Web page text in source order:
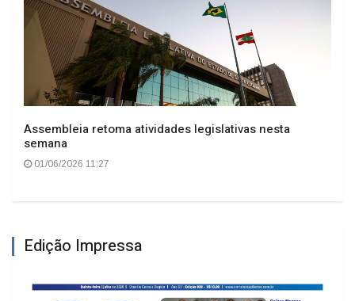
Assembleia retoma atividades legislativas nesta
semana
01/06/2026 11:27
Edição Impressa